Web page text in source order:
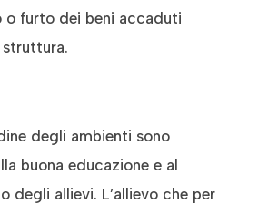
o furto dei beni accaduti
struttura.
degli ambienti sono
buona educazione e al
degli allievi. L’allievo che per